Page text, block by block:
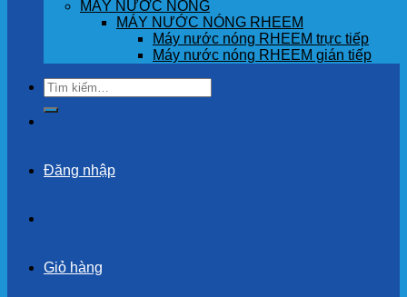
MÁY NƯỚC NÓNG
MÁY NƯỚC NÓNG RHEEM
Máy nước nóng RHEEM trực tiếp
Máy nước nóng RHEEM gián tiếp
Tìm
kiếm:
Đăng nhập
Giỏ hàng